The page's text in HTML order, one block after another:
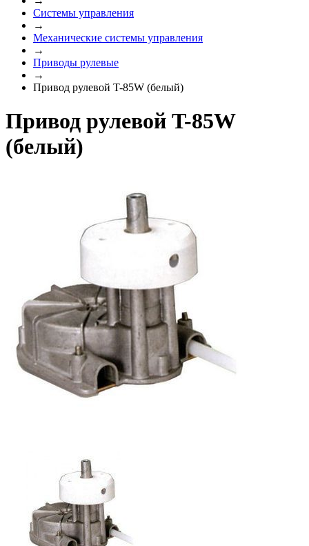
Системы управления
→
Механические системы управления
→
Приводы рулевые
→
Привод рулевой T-85W (белый)
Привод рулевой T-85W
(белый)